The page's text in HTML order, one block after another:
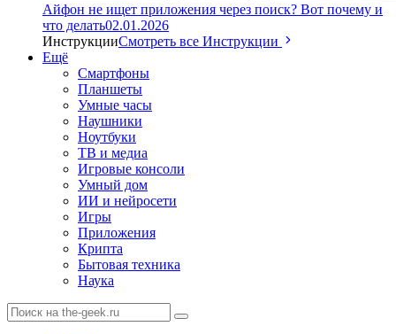
Айфон не ищет приложения через поиск? Вот почему и
что делать02.01.2026
ИнструкцииСмотреть все Инструкции
Ещё
Смартфоны
Планшеты
Умные часы
Наушники
Ноутбуки
ТВ и медиа
Игровые консоли
Умный дом
ИИ и нейросети
Игры
Приложения
Крипта
Бытовая техника
Наука